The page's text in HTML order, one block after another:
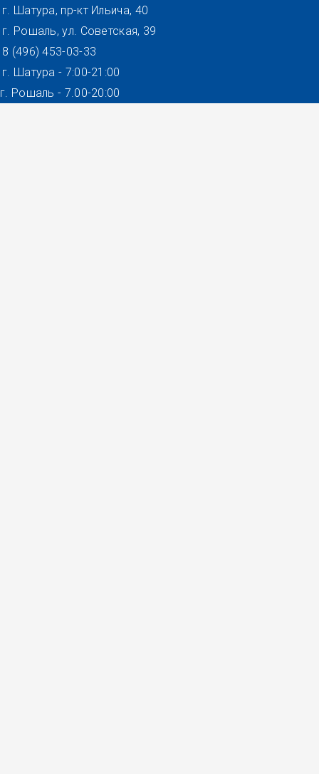
г. Шатура, пр-кт Ильича, 40
г. Рошаль, ул. Советская, 39
8 (496) 453-03-33
г. Шатура - 7:00-21:00
г. Рошаль - 7.00-20:00